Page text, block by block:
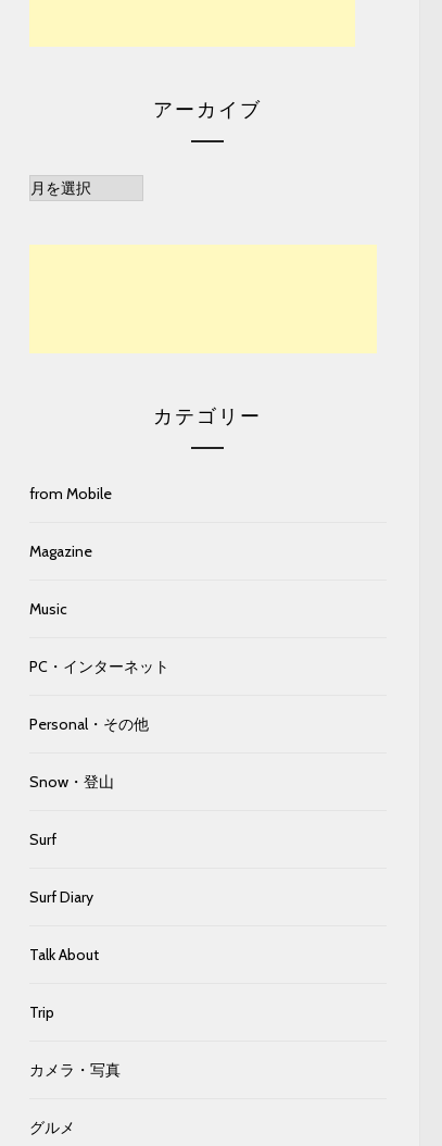
アーカイブ
ア
カテゴリー
from Mobile
Magazine
Music
PC・インターネット
Personal・その他
Snow・登山
Surf
Surf Diary
Talk About
Trip
カメラ・写真
グルメ